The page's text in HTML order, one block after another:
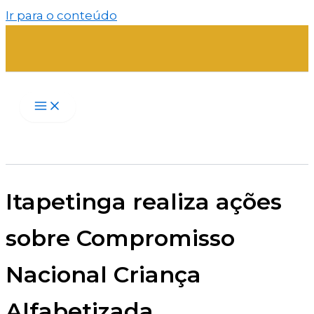
Ir para o conteúdo
Itapetinga realiza ações
sobre Compromisso
Nacional Criança